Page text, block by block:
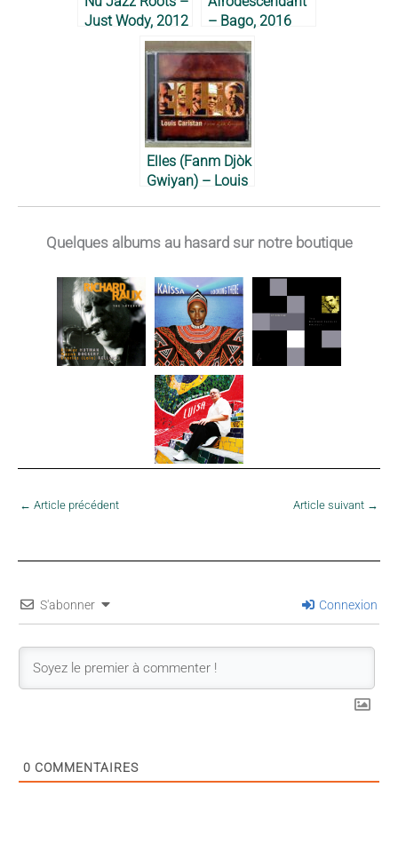
Just Wody, 2012
– Bago, 2016
Elles (Fanm Djòk
Gwiyan) – Louis
Quelques albums au hasard sur notre boutique
← Article précédent Article suivant →
S'abonner Connexion
0 COMMENTAIRES